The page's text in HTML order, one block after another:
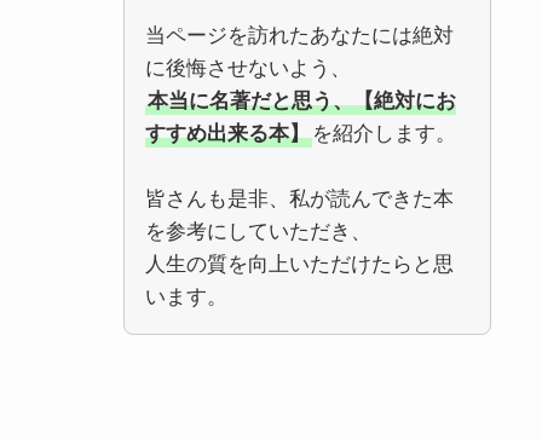
当ページを訪れたあなたには絶対
に後悔させないよう、
本当に名著だと思う、【絶対にお
すすめ出来る本】を紹介します。
皆さんも是非、私が読んできた本
を参考にしていただき、
人生の質を向上いただけたらと思
います。